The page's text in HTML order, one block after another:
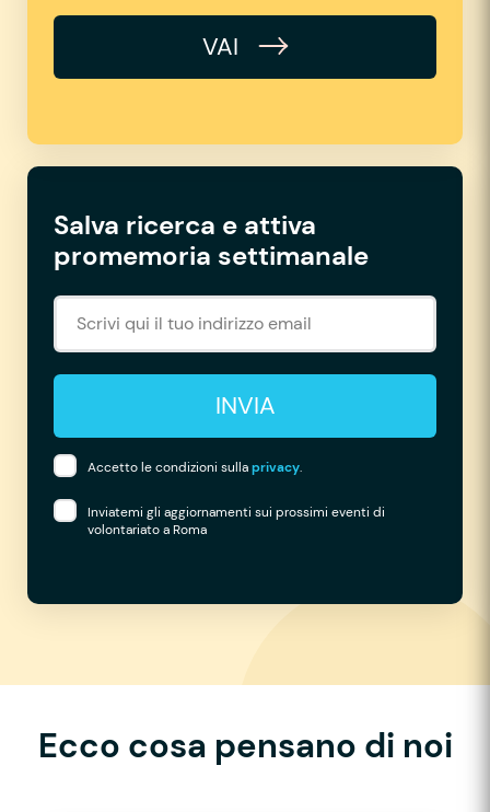
VAI
Salva ricerca e attiva
promemoria settimanale
INVIA
Accetto le condizioni sullaprivacy.
Inviatemi gli aggiornamenti sui prossimi eventi di
volontariato a Roma
Ecco cosa pensano di noi